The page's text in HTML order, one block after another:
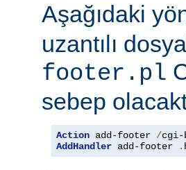
Aşağıdaki
uzantılı
footer.pl
sebep
Action add-footer /cgi-
AddHandler add-footer .